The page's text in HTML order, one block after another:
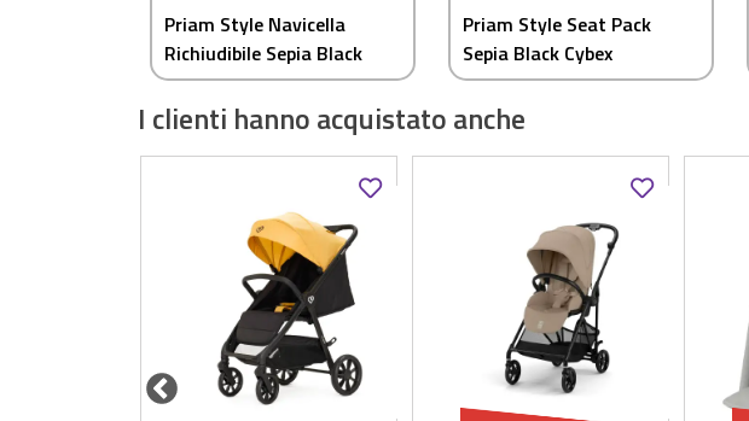
Priam Style Navicella
Richiudibile Sepia Black
Cybex
Priam Style Seat Pack
Sepia Black Cybex
I clienti hanno acquistato anche